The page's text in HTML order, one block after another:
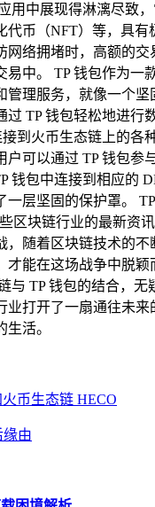
用中展现得淋漓尽致
币（NFT）等，具
络拥堵时，高额的
中。 TP 钱包作为
理服务，就像一个
TP 钱包轻松地进行
到火币生态链上的
可以通过 TP 钱包
钱包中连接到相应
层坚固的保护罩。
区块链行业的最新资
随着区块链技术的
能在这场战争中脱
与 TP 钱包的结合，
打开了一扇通往未
活。
币生态链 HECO
缘由